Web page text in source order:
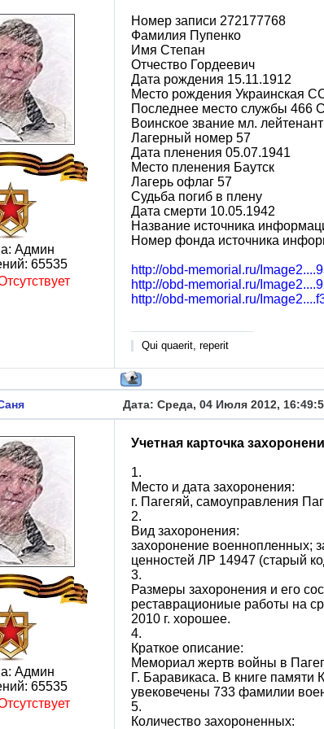
Админ
65535
Номер записи 272177768
Фамилия Пупенко
Имя Степан
Отчество Гордеевич
Дата рождения 15.11.1912
Место рождения Украинская
Последнее место службы 466
Воинское звание мл. лейтенант
Лагерный номер 57
Дата пленения 05.07.1941
Место пленения Баутск
Лагерь офлаг 57
Судьба погиб в плену
Дата смерти 10.05.1942
Название источника
Номер фонда источника
http://obd-memorial.ru/
http://obd-memorial.ru/
http://obd-memorial.ru/
Qui quaerit, reperit
Дата: Среда, 04 Июля 2012,
Админ
65535
Учетная карточка
1.
Место и дата захоронения:
г. Пагегяй, самоуправления
2.
Вид захоронения:
захоронение военнопленных;
ценностей ЛР 14947 (старый
3.
Размеры захоронения и его
реставрациониые работы на
2010 г. хорошее.
4.
Краткое описание:
Мемориал жертв войны в
Г. Баравикаса. В книге
увековечены 733 фамилии
5.
Количество захороненных: